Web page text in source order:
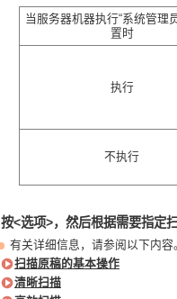
当服务器机器执行“系统管理
置时
执行
不执行
按<选项>，然后根据需要指定扫
有关详细信息，请参阅以下内容
扫描原稿的基本操作
清晰扫描